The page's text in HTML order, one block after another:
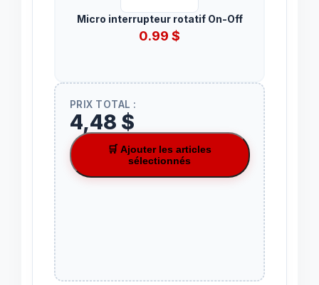
Micro interrupteur rotatif On-Off
0.99 $
PRIX TOTAL :
4,48 $
🛒 Ajouter les articles
sélectionnés